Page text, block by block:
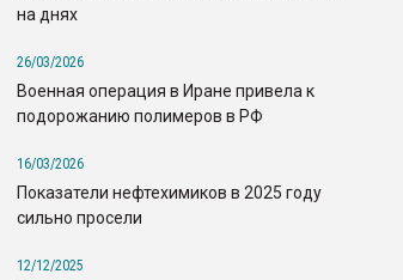
на днях
26/03/2026
Военная операция в Иране привела к
подорожанию полимеров в РФ
16/03/2026
Показатели нефтехимиков в 2025 году
сильно просели
12/12/2025